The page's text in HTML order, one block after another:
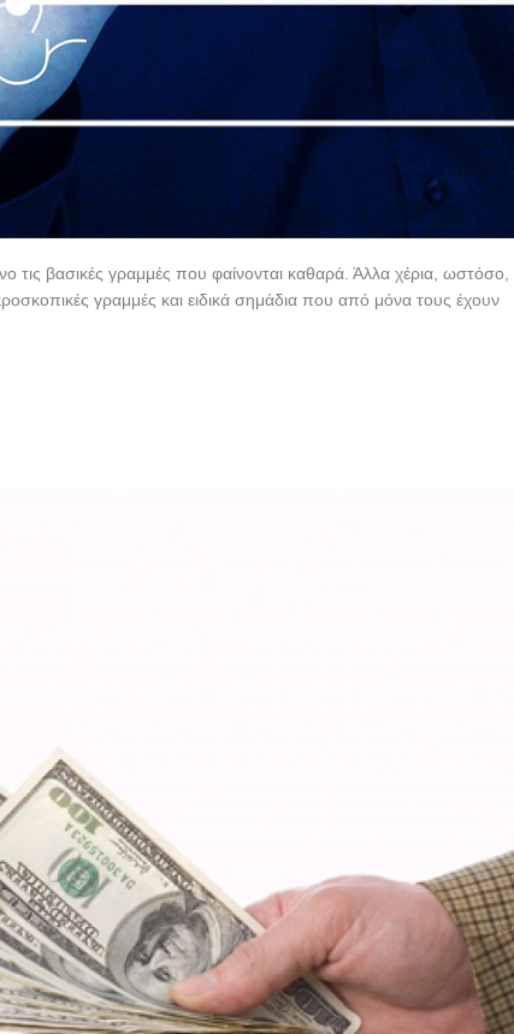
τις βασικές γραμμές που φαίνονται καθαρά. Άλλα χέρια, ωστόσο,
γραμμές και ειδικά σημάδια που από μόνα τους έχουν